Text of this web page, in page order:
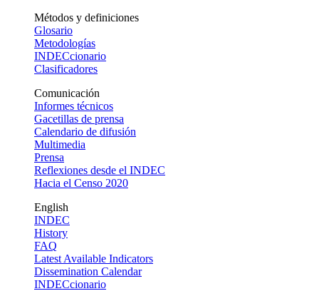
Métodos y definiciones
Glosario
Metodologías
INDECcionario
Clasificadores
Comunicación
Informes técnicos
Gacetillas de prensa
Calendario de difusión
Multimedia
Prensa
Reflexiones desde el INDEC
Hacia el Censo 2020
English
INDEC
History
FAQ
Latest Available Indicators
Dissemination Calendar
INDECcionario